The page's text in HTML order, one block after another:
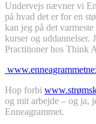
Undervejs nævner vi
på hvad det er for en
kan jeg på det
kurser og uddannelser.
Practitioner hos Think
Hop forbi
og mit arbejde – og ja,
Enneagrammet.